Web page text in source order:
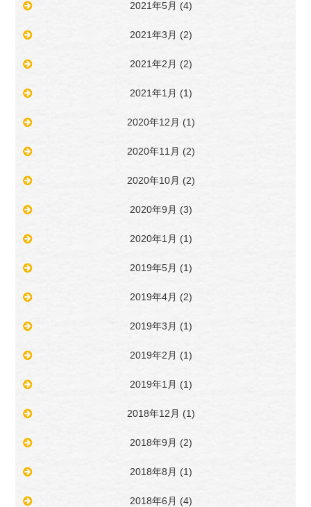
2021年5月 (4)
2021年3月 (2)
2021年2月 (2)
2021年1月 (1)
2020年12月 (1)
2020年11月 (2)
2020年10月 (2)
2020年9月 (3)
2020年1月 (1)
2019年5月 (1)
2019年4月 (2)
2019年3月 (1)
2019年2月 (1)
2019年1月 (1)
2018年12月 (1)
2018年9月 (2)
2018年8月 (1)
2018年6月 (4)